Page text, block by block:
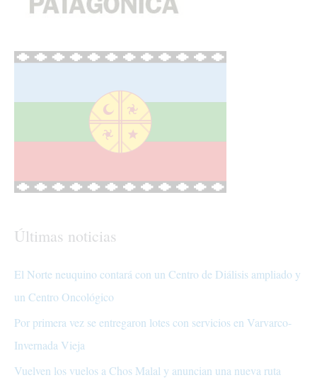
Últimas noticias
El Norte neuquino contará con un Centro de Diálisis ampliado y
un Centro Oncológico
Por primera vez se entregaron lotes con servicios en Varvarco-
Invernada Vieja
Vuelven los vuelos a Chos Malal y anuncian una nueva ruta